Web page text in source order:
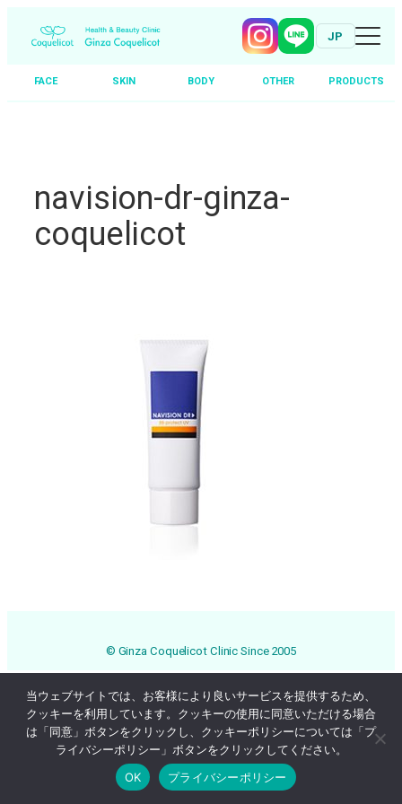
JP
FACE SKIN BODY OTHER PRODUCTS
Online Reservation 03-3569-1233
navision-dr-ginza-
coquelicot
© Ginza Coquelicot Clinic Since 2005
当ウェブサイトでは、お客様により良いサービスを提供するため、
クッキーを利用しています。クッキーの使用に同意いただける場合
は「同意」ボタンをクリックし、クッキーポリシーについては「プ
ライバシーポリシー」ボタンをクリックしてください。
OK
プライバシーポリシー